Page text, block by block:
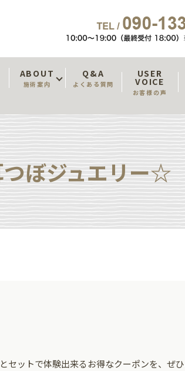
ABOUT
施術案内
Q&A
よくある質問
USER
VOICE
お客様の声
ぼジュエリー☆
セットで体験出来るお得なクーポンを、ぜ